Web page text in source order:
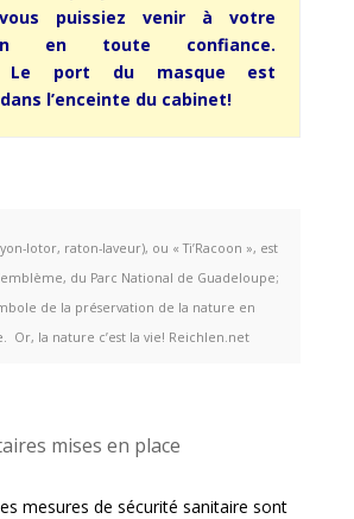
puissiez venir à votre
en toute confiance.
Le port du masque est
l’enceinte du cabinet!
lotor, raton-laveur), ou « Ti’Racoon », est
du Parc National de Guadeloupe;
de la préservation de la nature en
Or, la nature c’est la vie! Reichlen.net
mises en place
mesures de sécurité sanitaire sont